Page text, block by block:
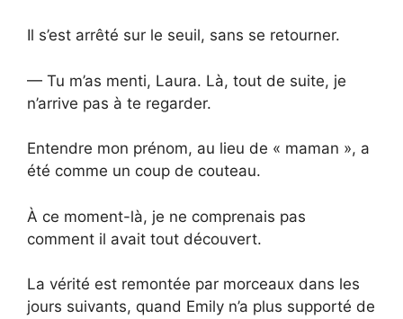
Il s’est arrêté sur le seuil, sans se retourner.
— Tu m’as menti, Laura. Là, tout de suite, je
n’arrive pas à te regarder.
Entendre mon prénom, au lieu de « maman », a
été comme un coup de couteau.
À ce moment-là, je ne comprenais pas
comment il avait tout découvert.
La vérité est remontée par morceaux dans les
jours suivants, quand Emily n’a plus supporté de